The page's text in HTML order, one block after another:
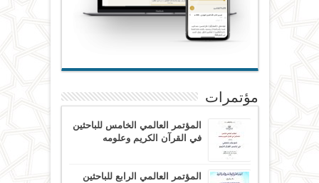
مؤتمرات
المؤتمر العالمي الخامس للباحثين
في القرآن الكريم وعلومه
المؤتمر العالمي الرابع للباحثين